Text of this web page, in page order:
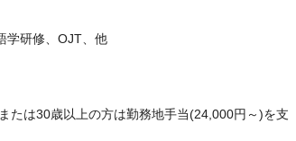
学研修、OJT、他
たは30歳以上の方は勤務地手当(24,000円～)を支